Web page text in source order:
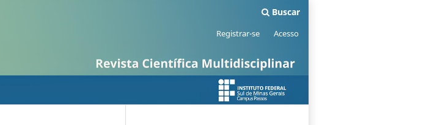
Buscar
Registrar-se Acesso